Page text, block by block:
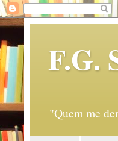
F.G.
"Quem me